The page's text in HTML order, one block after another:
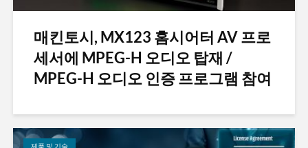
매킨토시, MX123 홈시어터 AV 프로
세서에 MPEG-H 오디오 탑재 /
MPEG-H 오디오 인증 프로그램 참여